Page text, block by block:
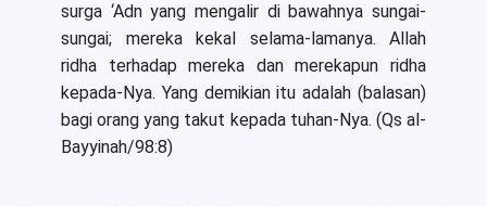
surga ‘Adn yang mengalir di bawahnya sungai-
sungai; mereka kekal selama-lamanya. Allah
ridha terhadap mereka dan merekapun ridha
kepada-Nya. Yang demikian itu adalah (balasan)
bagi orang yang takut kepada tuhan-Nya. (Qs al-
Bayyinah/98:8)